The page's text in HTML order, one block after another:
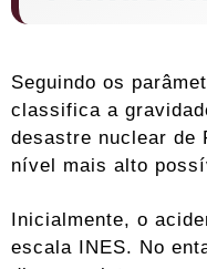
Seguindo os
classifica a
desastre nuclear de
nível mais alto
Inicialmente, o
escala INES. No